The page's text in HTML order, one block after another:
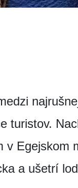
turistov.
v Egejskom
a ušetrí